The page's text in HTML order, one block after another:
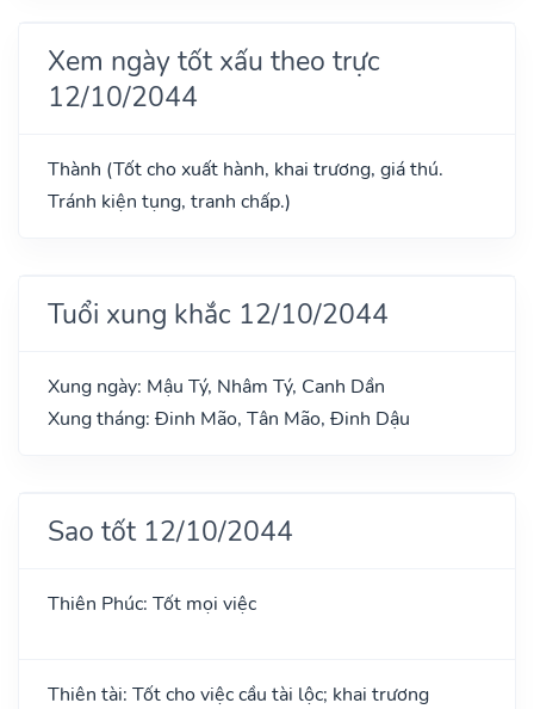
Xem ngày tốt xấu theo trực
12/10/2044
Thành (Tốt cho xuất hành, khai trương, giá thú.
Tránh kiện tụng, tranh chấp.)
Tuổi xung khắc 12/10/2044
Xung ngày: Mậu Tý, Nhâm Tý, Canh Dần
Xung tháng: Đinh Mão, Tân Mão, Đinh Dậu
Sao tốt 12/10/2044
Thiên Phúc: Tốt mọi việc
Thiên tài: Tốt cho việc cầu tài lộc; khai trương